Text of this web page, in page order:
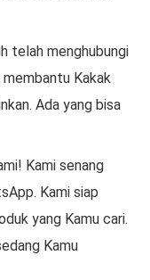
telah menghubungi
Kakak
Ada yang bisa
Kami senang
Kami siap
yang Kamu cari.
Kamu